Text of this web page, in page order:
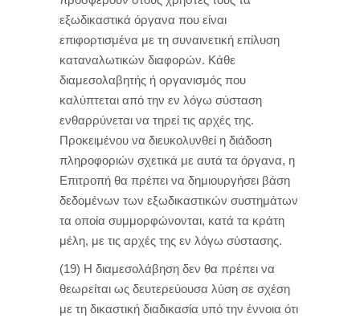
εξωδικαστικά όργανα που είναι
επιφορτισμένα με τη συναινετική επίλυση
καταναλωτικών διαφορών. Κάθε
διαμεσολαβητής ή οργανισμός που
καλύπτεται από την εν λόγω σύσταση
ενθαρρύνεται να τηρεί τις αρχές της.
Προκειμένου να διευκολυνθεί η διάδοση
πληροφοριών σχετικά με αυτά τα όργανα, η
Επιτροπή θα πρέπει να δημιουργήσει βάση
δεδομένων των εξωδικαστικών συστημάτων
τα οποία συμμορφώνονται, κατά τα κράτη
μέλη, με τις αρχές της εν λόγω σύστασης.
(19) Η διαμεσολάβηση δεν θα πρέπει να
θεωρείται ως δευτερεύουσα λύση σε σχέση
με τη δικαστική διαδικασία υπό την έννοια ότι